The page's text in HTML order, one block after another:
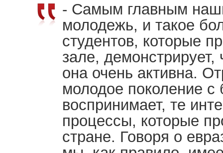
- Самым главным
молодежь, и такое
студентов, которые
зале, демонстрирует,
она очень активна.
молодое поколение
воспринимает, те
процессы, которые
стране. Говоря о